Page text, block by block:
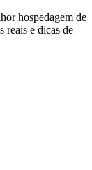
hospedagem de
reais e dicas de